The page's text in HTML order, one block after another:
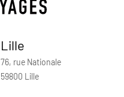
Lille
76, rue Nationale
59800 Lille